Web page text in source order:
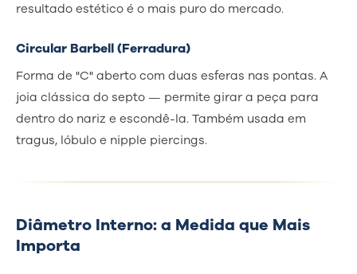
resultado estético é o mais puro do mercado.
Circular Barbell (Ferradura)
Forma de "C" aberto com duas esferas nas pontas. A
joia clássica do septo — permite girar a peça para
dentro do nariz e escondê-la. Também usada em
tragus, lóbulo e nipple piercings.
Diâmetro Interno: a Medida que Mais
Importa